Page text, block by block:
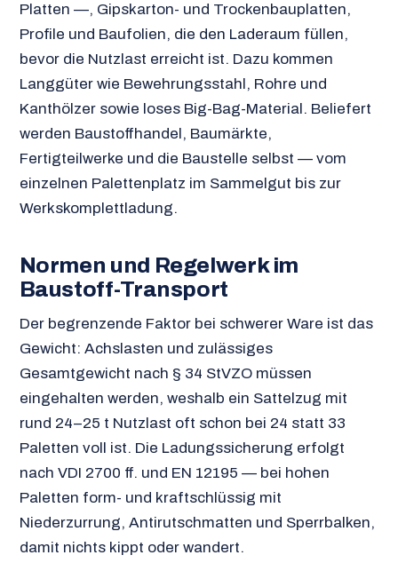
Platten —, Gipskarton- und Trockenbauplatten,
Profile und Baufolien, die den Laderaum füllen,
bevor die Nutzlast erreicht ist. Dazu kommen
Langgüter wie Bewehrungsstahl, Rohre und
Kanthölzer sowie loses Big-Bag-Material. Beliefert
werden Baustoffhandel, Baumärkte,
Fertigteilwerke und die Baustelle selbst — vom
einzelnen Palettenplatz im Sammelgut bis zur
Werkskomplettladung.
Normen und Regelwerk im
Baustoff-Transport
Der begrenzende Faktor bei schwerer Ware ist das
Gewicht: Achslasten und zulässiges
Gesamtgewicht nach § 34 StVZO müssen
eingehalten werden, weshalb ein Sattelzug mit
rund 24–25 t Nutzlast oft schon bei 24 statt 33
Paletten voll ist. Die Ladungssicherung erfolgt
nach VDI 2700 ff. und EN 12195 — bei hohen
Paletten form- und kraftschlüssig mit
Niederzurrung, Antirutschmatten und Sperrbalken,
damit nichts kippt oder wandert.